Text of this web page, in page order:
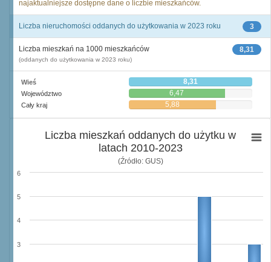
najaktualniejsze dostępne dane o liczbie mieszkańców.
3
Liczba nieruchomości oddanych do użytkowania w 2023 roku
8,31
Liczba mieszkań na 1000 mieszkańców
(oddanych do użytkowania w 2023 roku)
Wieś 8,31
Województwo 6,47
Cały kraj 5,88
Liczba mieszkań oddanych do użytku w
latach 2010-2023
(Źródło: GUS)
3
4
5
6